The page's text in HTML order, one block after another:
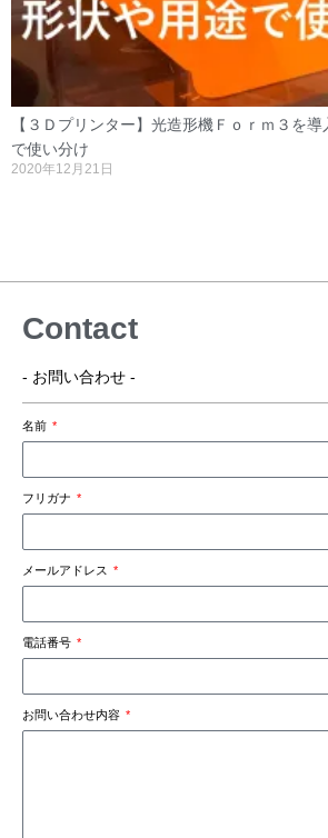
【３Ｄプリンター】光造形機Ｆｏｒｍ３を
で使い分け
2020年12月21日
Contact
- お問い合わせ -
名前
フリガナ
メールアドレス
電話番号
お問い合わせ内容